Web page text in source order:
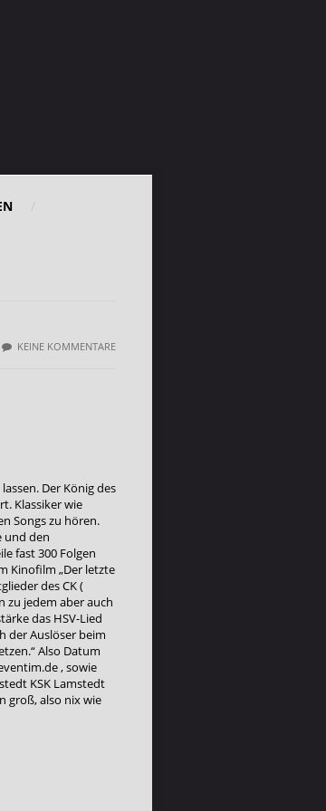
KEINE KOMMENTARE
Der König des
Klassiker wie
Songs zu hören.
und den
fast 300 Folgen
Kinofilm „Der letzte
des CK (
zu jedem aber auch
das HSV-Lied
der Auslöser beim
Also Datum
, sowie
KSK Lamstedt
groß, also nix wie